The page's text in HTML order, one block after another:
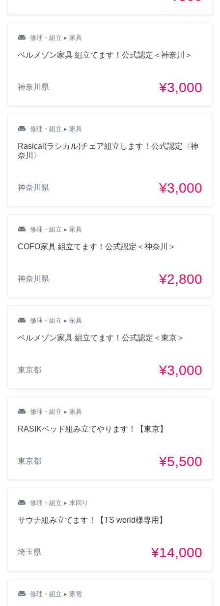
weekend 修理・組立 ▸ 家具
ベルメゾン家具 組立てます！公式認定＜神奈川＞
神奈川県 ¥3,000
weekend 修理・組立 ▸ 家具
Rasical(ラシカル)チェア組立します！公式認定〈神
奈川〉
神奈川県 ¥3,000
weekend 修理・組立 ▸ 家具
COFO家具 組立てます！公式認定＜神奈川＞
神奈川県 ¥2,800
weekend 修理・組立 ▸ 家具
ベルメゾン家具 組立てます！公式認定＜東京＞
東京都 ¥3,000
weekend 修理・組立 ▸ 家具
RASIKベッド組み立てやります！【東京】
東京都 ¥5,500
weekend 修理・組立 ▸ 水回り
サウナ組み立てます！【TS world様専用】
埼玉県 ¥14,000
weekend 修理・組立 ▸ 家電